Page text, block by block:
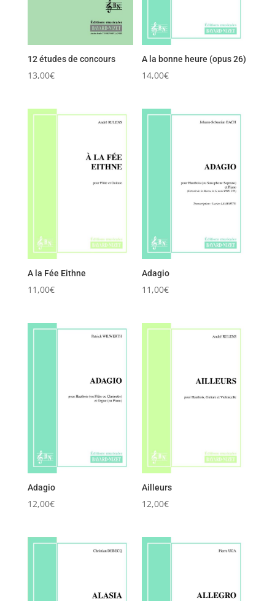
12 études de concours
13,00€
A la bonne heure (opus 26)
14,00€
A la Fée Eithne
11,00€
Adagio
11,00€
Adagio
12,00€
Ailleurs
12,00€